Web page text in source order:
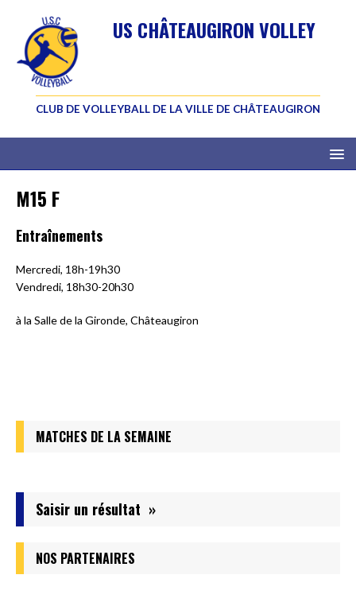
US CHÂTEAUGIRON VOLLEY
CLUB DE VOLLEYBALL DE LA VILLE DE CHÂTEAUGIRON
M15 F
Entraînements
Mercredi, 18h-19h30
Vendredi, 18h30-20h30
à la Salle de la Gironde, Châteaugiron
MATCHES DE LA SEMAINE
Saisir un résultat »
NOS PARTENAIRES